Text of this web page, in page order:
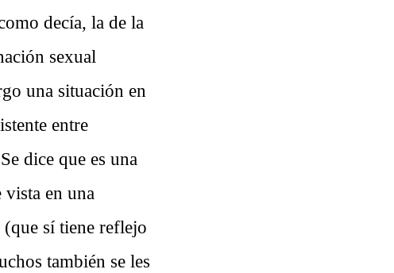
decía, la de la
sexual
una situación en
entre
dice que es una
vista en una
sí tiene reflejo
también se les